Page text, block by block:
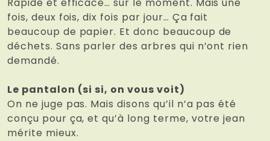
Rapide et efficace… sur le moment. Mais une
fois, deux fois, dix fois par jour… Ça fait
beaucoup de papier. Et donc beaucoup de
déchets. Sans parler des arbres qui n’ont rien
demandé.
Le pantalon (si si, on vous voit)
On ne juge pas. Mais disons qu’il n’a pas été
conçu pour ça, et qu’à long terme, votre jean
mérite mieux.